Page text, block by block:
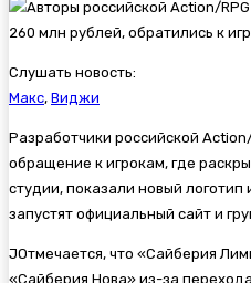
Слушать новость:
Макс, Виджи
Разработчики российской
обращение к игрокам, где
студии, показали новый логотип
запустят официальный сайт и
JОтмечается, что «Сайберия
«Сайберия Нова» из-за